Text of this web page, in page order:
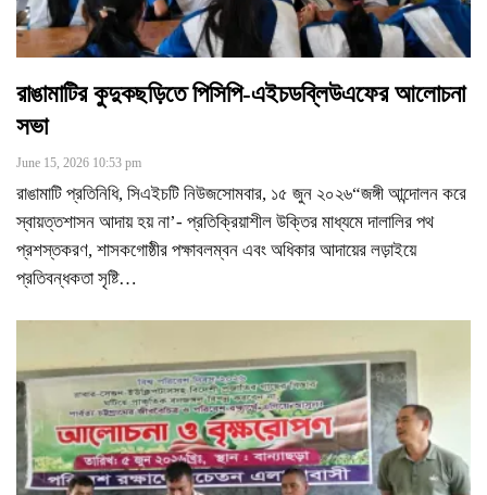
রাঙামাটির কুদুকছড়িতে পিসিপি-এইচডব্লিউএফের আলোচনা
সভা
June 15, 2026 10:53 pm
রাঙামাটি প্রতিনিধি, সিএইচটি নিউজসোমবার, ১৫ জুন ২০২৬“জঙ্গী আন্দোলন করে
স্বায়ত্তশাসন আদায় হয় না’- প্রতিক্রিয়াশীল উক্তির মাধ্যমে দালালির পথ
প্রশস্তকরণ, শাসকগোষ্ঠীর পক্ষাবলম্বন এবং অধিকার আদায়ের লড়াইয়ে
প্রতিবন্ধকতা সৃষ্টি…